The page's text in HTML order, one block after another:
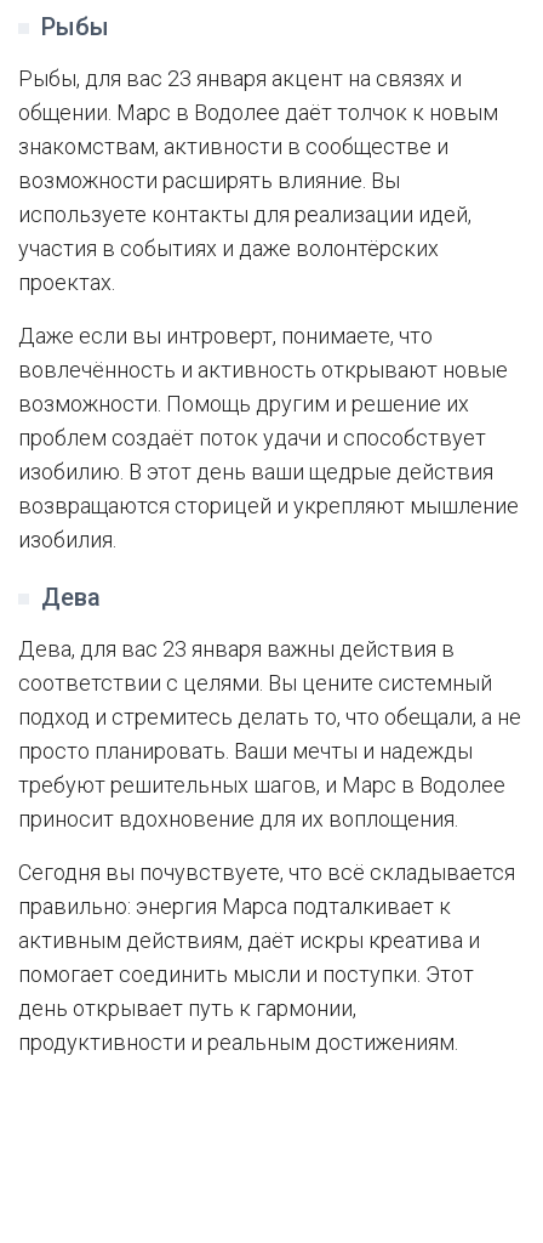
Рыбы
Рыбы, для вас 23 января акцент на связях и
общении. Марс в Водолее даёт толчок к новым
знакомствам, активности в сообществе и
возможности расширять влияние. Вы
используете контакты для реализации идей,
участия в событиях и даже волонтёрских
проектах.
Даже если вы интроверт, понимаете, что
вовлечённость и активность открывают новые
возможности. Помощь другим и решение их
проблем создаёт поток удачи и способствует
изобилию. В этот день ваши щедрые действия
возвращаются сторицей и укрепляют мышление
изобилия.
Дева
Дева, для вас 23 января важны действия в
соответствии с целями. Вы цените системный
подход и стремитесь делать то, что обещали, а не
просто планировать. Ваши мечты и надежды
требуют решительных шагов, и Марс в Водолее
приносит вдохновение для их воплощения.
Сегодня вы почувствуете, что всё складывается
правильно: энергия Марса подталкивает к
активным действиям, даёт искры креатива и
помогает соединить мысли и поступки. Этот
день открывает путь к гармонии,
продуктивности и реальным достижениям.